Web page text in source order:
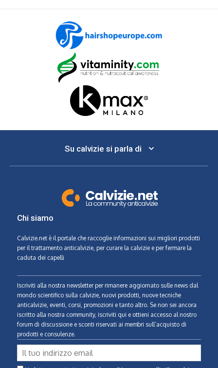
Su calvizie si parla di
Chi siamo
Calvizie.net è il portale che raccoglie informazioni sui migliori prodotti
per il trattamento anticalvizie, per curare la calvizie e per fermare la
caduta dei capelli
Iscriviti alla nostra newsletter per rimanere aggiornato sulle news dal
mondo scientifico sulla calvizie, nuovi prodotti, nuove tecniche
anticalvizie, eventi, corsi, promozioni e tanto altro. Se non sei ancora
iscritto alla nostra community, iscriviti qui e ottieni accesso al nostro
forum di discussione e sconti riservati ai membri sull’acquisto di
prodotti e consulenze.